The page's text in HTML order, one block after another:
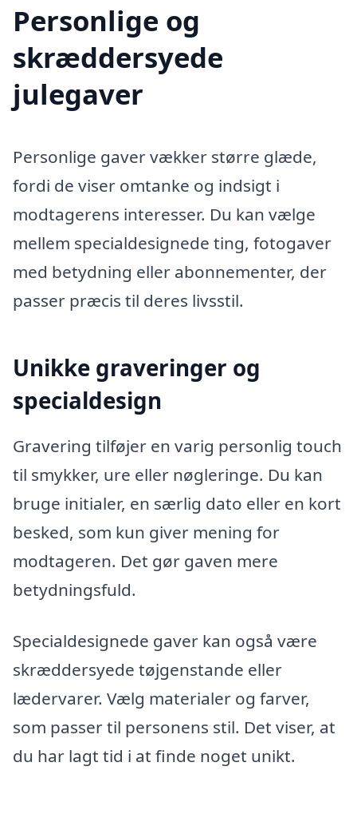
Personlige og
skræddersyede
julegaver
Personlige gaver vækker større glæde,
fordi de viser omtanke og indsigt i
modtagerens interesser. Du kan vælge
mellem specialdesignede ting, fotogaver
med betydning eller abonnementer, der
passer præcis til deres livsstil.
Unikke graveringer og
specialdesign
Gravering tilføjer en varig personlig touch
til smykker, ure eller nøgleringe. Du kan
bruge initialer, en særlig dato eller en kort
besked, som kun giver mening for
modtageren. Det gør gaven mere
betydningsfuld.
Specialdesignede gaver kan også være
skræddersyede tøjgenstande eller
lædervarer. Vælg materialer og farver,
som passer til personens stil. Det viser, at
du har lagt tid i at finde noget unikt.